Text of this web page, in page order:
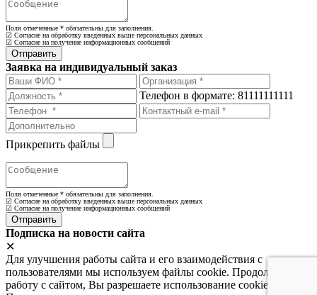
Поля отмеченные * обязательны для заполнения.
☑ Согласие на обработку введенных выше персональных данных
☑ Согласие на получение информационных сообщений
Заявка на индивидуальный заказ
Телефон в формате: 81111111111
Прикрепить файлы
Поля отмеченные * обязательны для заполнения.
☑ Согласие на обработку введенных выше персональных данных
☑ Согласие на получение информационных сообщений
Подписка на новости сайта
✕
Для улучшения работы сайта и его взаимодействия с
пользователями мы используем файлы cookie. Продолжая
работу с сайтом, Вы разрешаете использование cookie-файлов.